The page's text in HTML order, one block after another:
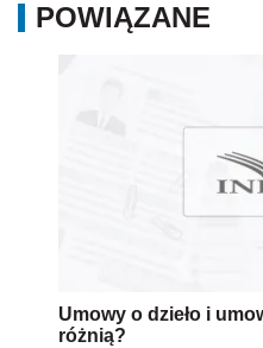
POWIĄZANE
Umowy o dzieło i
różnią?